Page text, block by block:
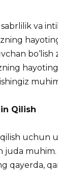
va
bo‘lish
Qilish
uchun
juda muhim.
qayerda,